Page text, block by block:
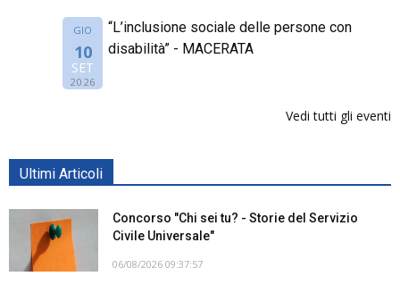
GIO
10
SET
2026
“L’inclusione sociale delle persone con
disabilità” - MACERATA
Vedi tutti gli eventi
Ultimi Articoli
Concorso "Chi sei tu? - Storie del Servizio
Civile Universale"
06/08/2026 09:37:57